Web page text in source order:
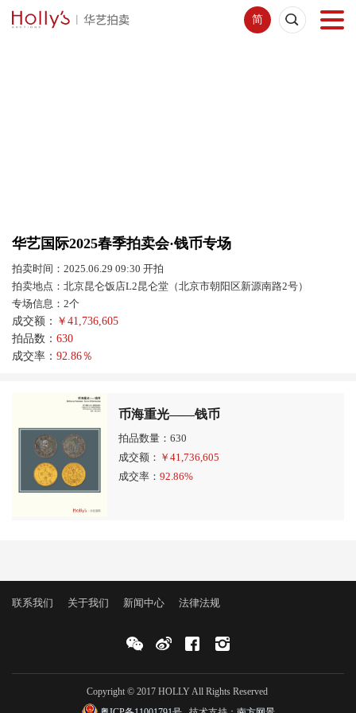
简
服务指南
新闻中心
关于我们
成交额： ￥ 41,736,605
拍品数： 630
成交率： 92.86％
华艺国际2025春季拍卖会·钱币专场
拍卖时间：2025.06.29 09:30 开拍
拍卖地点：北京昆仑饭店L2昆仑堂（北京市朝阳区新源南路2号）
专场信息：2个
币海重光――钱币
拍品数量：630
成交额： ￥ 41,736,605
成交率： 92.86%
联系我们 关于我们 新闻中心 法律法规
Copyright © 2017 HOLLY All Rights Reserved